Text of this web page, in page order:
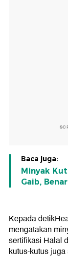
Baca juga:
Minyak
Gaib,
Kepada
mengatakan
sertifikasi Halal
kutus-kutus